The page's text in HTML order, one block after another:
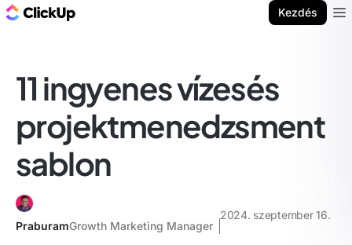
Kezdés
11 ingyenes vízesés
projektmenedzsment
sablon
PraburamGrowth Marketing Manager
2024. szeptember 16.